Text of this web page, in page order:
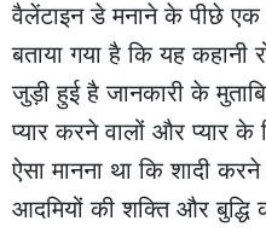
वैलेंटाइन डे मनाने के पीछे एक
बताया गया है कि यह
जुड़ी हुई है जानकारी के
प्यार करने वालों और प्यार
ऐसा मानना था कि शादी
आदमियों की शक्ति और बुद्धि